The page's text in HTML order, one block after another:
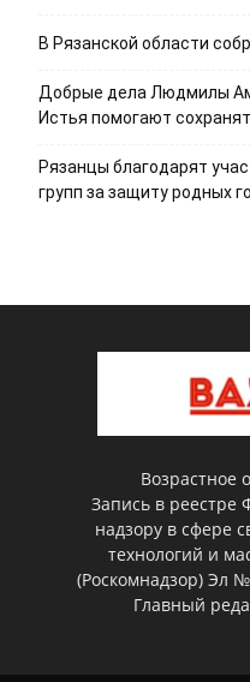
В Рязанской области
Добрые дела Людмилы
Истья помогают
Рязанцы благодарят
групп за защиту родных
Возрастное
Запись в реестре
надзору в сфере
технологий и
(Роскомнадзор) Эл
Главный